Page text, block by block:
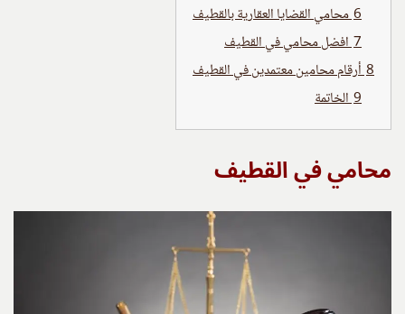
6محامي القضايا العقارية بالقطيف
7افضل محامي في القطيف
8أرقام محامين معتمدين في القطيف
9الخاتمة
محامي في القطيف